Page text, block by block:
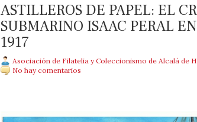
ASTILLEROS DE PAPEL: EL
SUBMARINO ISAAC PERAL
1917
Asociación de Filatelia y Coleccionismo de Alcalá de
No hay comentarios